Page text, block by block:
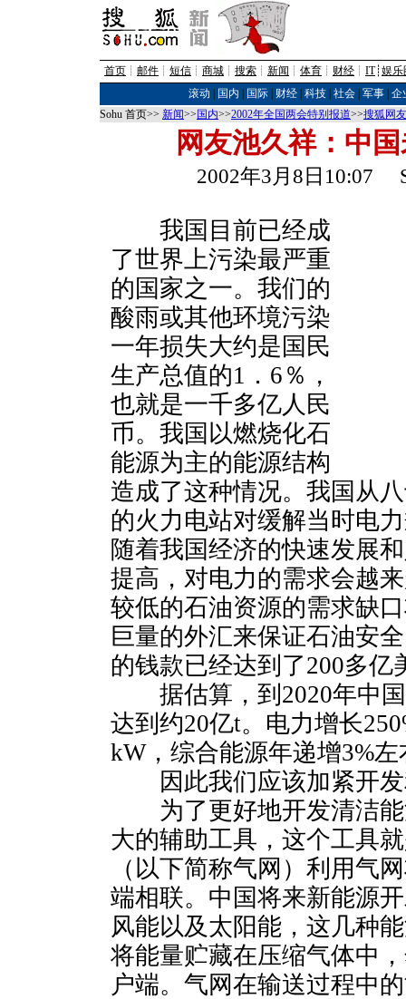
首页 ┊ 邮件 ┊ 短信 ┊ 商城 ┊ 搜索 ┊ 新闻 ┊ 体育 ┊ 财经 ┊ IT┊ 娱乐
滚动
国内 国际| 财经| 科技| 社会| 军事| 企
Sohu 首页>> 新闻>> 国内>>2002年全国两会特别报道>>搜狐网
网友池久祥：中
2002年3月8日10:07
我国目前已经成
了世界上污染最严重
的国家之一。我们的
酸雨或其他环境污染
一年损失大约是国民
生产总值的1．6％，
也就是一千多亿人民
币。我国以燃烧化石
能源为主的能源结构
造成了这种情况。我国从
的火力电站对缓解当时电
随着我国经济的快速发展
提高，对电力的需求会越
较低的石油资源的需求缺
巨量的外汇来保证石油安
的钱款已经达到了200多亿
据估算，到2020年中国
达到约20亿t。电力增长
kW，综合能源年递增3%
因此我们应该加紧开发
为了更好地开发清洁能
大的辅助工具，这个工具
（以下简称气网）利用气
端相联。中国将来新能源
风能以及太阳能，这几种
将能量贮藏在压缩气体中
户端。气网在输送过程中